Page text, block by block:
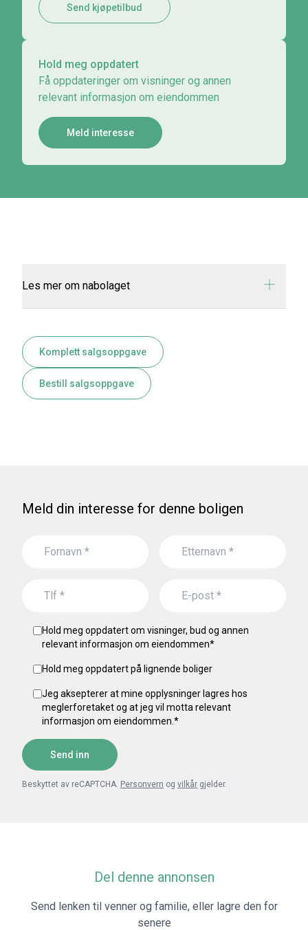
Send kjøpetilbud
Hold meg oppdatert
Få oppdateringer om visninger og annen
relevant informasjon om eiendommen
Meld interesse
Les mer om nabolaget
Komplett salgsoppgave
Bestill salgsoppgave
Meld din interesse for denne boligen
Hold meg oppdatert om visninger, bud og annen
relevant informasjon om eiendommen*
Hold meg oppdatert på lignende boliger
Jeg aksepterer at mine opplysninger lagres hos
meglerforetaket og at jeg vil motta relevant
informasjon om eiendommen. *
Send inn
Beskyttet av reCAPTCHA. Personvern og vilkår gjelder.
Del denne annonsen
Send lenken til venner og familie, eller lagre den for
senere